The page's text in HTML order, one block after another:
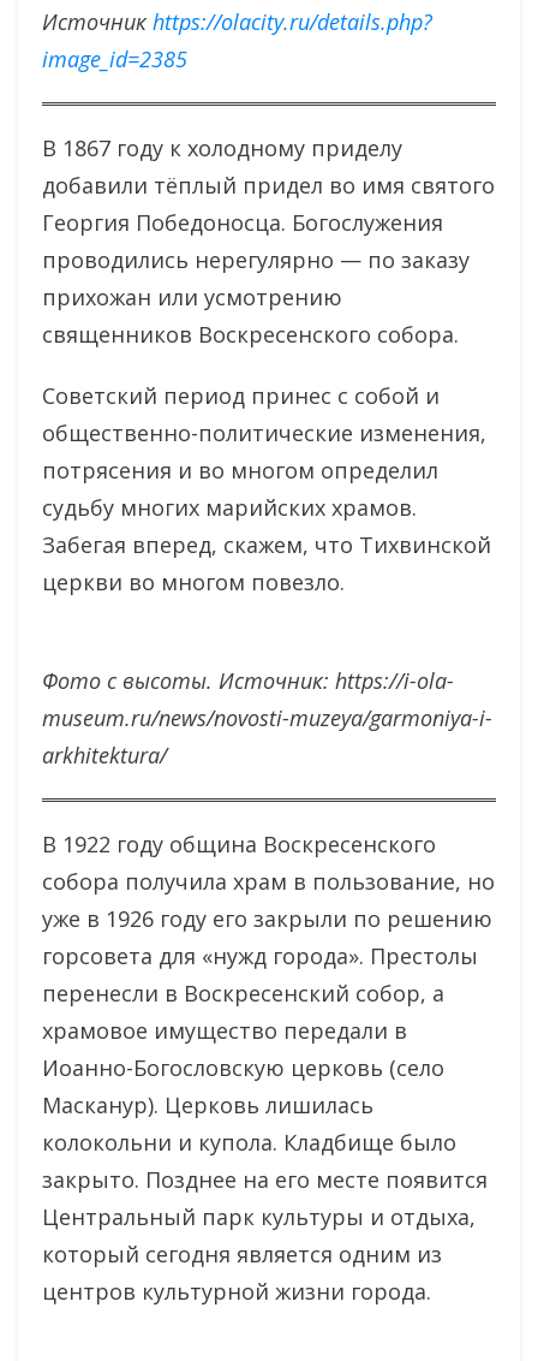
Источник https://olacity.ru/details.php?
image_id=2385
В 1867 году к холодному приделу
добавили тёплый придел во имя святого
Георгия Победоносца. Богослужения
проводились нерегулярно — по заказу
прихожан или усмотрению
священников Воскресенского собора.
Советский период принес с собой и
общественно-политические изменения,
потрясения и во многом определил
судьбу многих марийских храмов.
Забегая вперед, скажем, что Тихвинской
церкви во многом повезло.
Фото с высоты. Источник: https://i-ola-
museum.ru/news/novosti-muzeya/garmoniya-i-
arkhitektura/
В 1922 году община Воскресенского
собора получила храм в пользование, но
уже в 1926 году его закрыли по решению
горсовета для «нужд города». Престолы
перенесли в Воскресенский собор, а
храмовое имущество передали в
Иоанно-Богословскую церковь (село
Масканур). Церковь лишилась
колокольни и купола. Кладбище было
закрыто. Позднее на его месте появится
Центральный парк культуры и отдыха,
который сегодня является одним из
центров культурной жизни города.